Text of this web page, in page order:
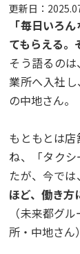
更新日：
「毎日いろ
てもらえる。
そう語るの
業所へ入社
の中地さん。
もともとは
ね、「タク
たが、今では、
ほど、働き方
（未来都グ
所・中地さん）